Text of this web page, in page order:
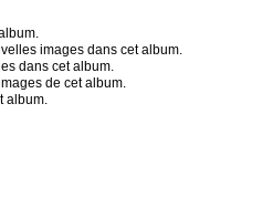
images dans cet album.
dans cet album.
de cet album.
album.